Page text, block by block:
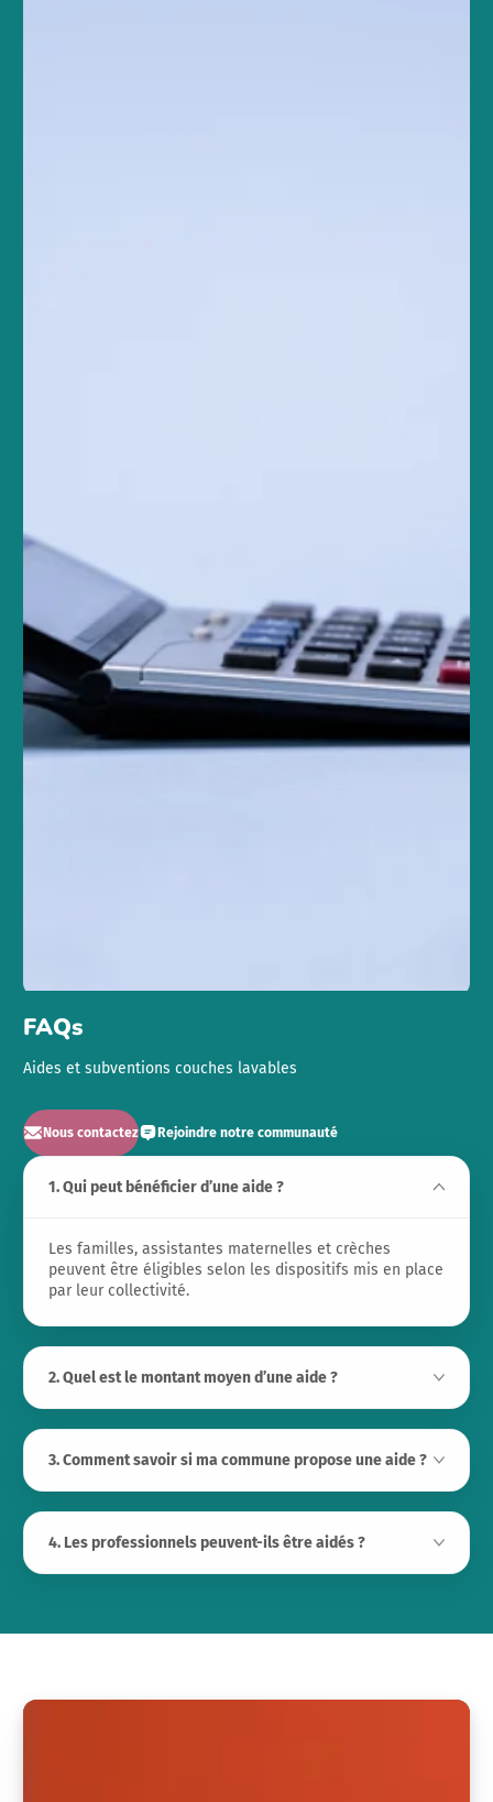
FAQs
Aides et subventions couches lavables
Nous contactez Rejoindre notre communauté
1. Qui peut bénéficier d’une aide ?
Les familles, assistantes maternelles et crèches
peuvent être éligibles selon les dispositifs mis en place
par leur collectivité.
2. Quel est le montant moyen d’une aide ?
3. Comment savoir si ma commune propose une aide ?
4. Les professionnels peuvent-ils être aidés ?